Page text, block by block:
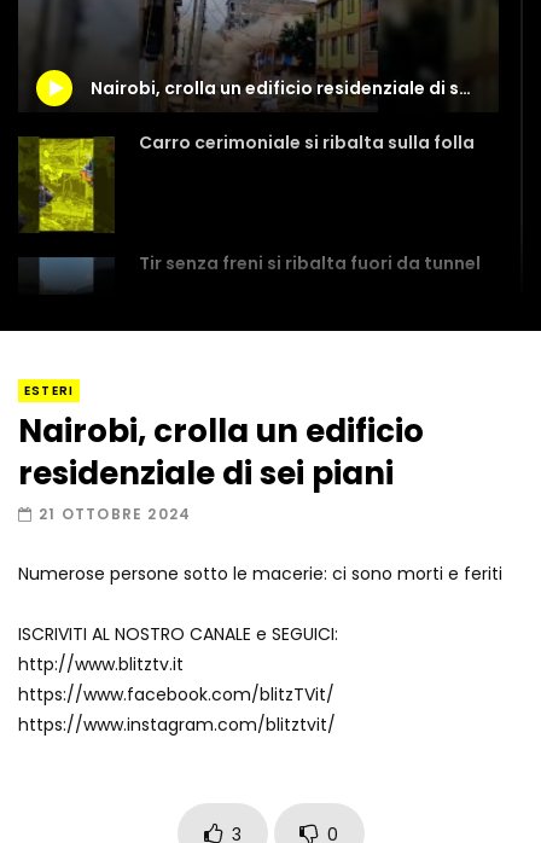
Nairobi, crolla un edificio residenziale di sei piani
Carro cerimoniale si ribalta sulla folla
Tir senza freni si ribalta fuori da tunnel
Amiocuggino fa saltare in aria il drone
Record di baci in 30 secondi
ESTERI
Nairobi, crolla un edificio
residenziale di sei piani
21 OTTOBRE 2024
Numerose persone sotto le macerie: ci sono morti e feriti
ISCRIVITI AL NOSTRO CANALE e SEGUICI:
http://www.blitztv.it
https://www.facebook.com/blitzTVit/
https://www.instagram.com/blitztvit/
3 0